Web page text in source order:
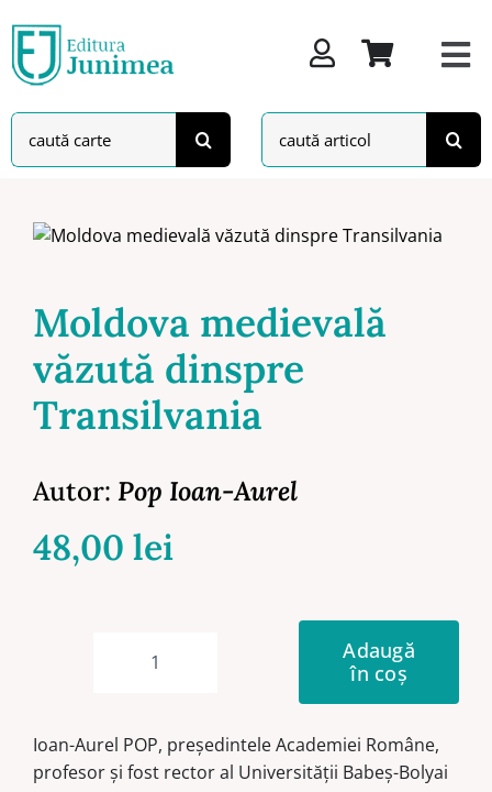
to
content
Search
for:
Search
for:
Moldova medievală
văzută dinspre
Transilvania
Autor: Pop Ioan-Aurel
48,00 lei
Cantitate
văzută
dinspre
Adaugă
în coș
Ioan-Aurel POP, preşedintele Academiei Române,
profesor şi fost rector al Universităţii Babeş-Bolyai